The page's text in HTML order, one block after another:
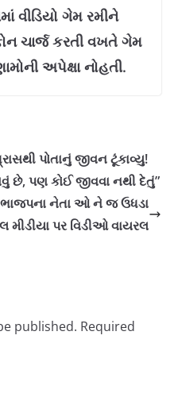
વીડિયો ગેમ રમીને
ચાર્જ કરતી વખતે ગેમ
અપેક્ષા નોહતી.
પોતાનું જીવન ટૂંકાવ્યુ!
છે, પણ કોઈ જીવવા નથી દેતું”
ભાજપના નેતા ઓ ને જ ઉધડા
મીડીયા પર વિડીઓ વાયરલ
published. Required